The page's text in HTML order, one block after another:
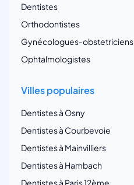
Dentistes
Orthodontistes
Gynécologues-obstetriciens
Ophtalmologistes
Villes populaires
Dentistes à Osny
Dentistes à Courbevoie
Dentistes à Mainvilliers
Dentistes à Hambach
Dentistes à Paris 12ème